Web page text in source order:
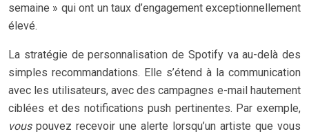
semaine » qui ont un taux d’engagement exceptionnellement
élevé.
La stratégie de personnalisation de Spotify va au-delà des
simples recommandations. Elle s’étend à la communication
avec les utilisateurs, avec des campagnes e-mail hautement
ciblées et des notifications push pertinentes. Par exemple,
vouspouvez recevoir une alerte lorsqu’un artiste que vous